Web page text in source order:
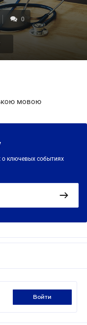
0
мовою
о ключевых событиях
войти